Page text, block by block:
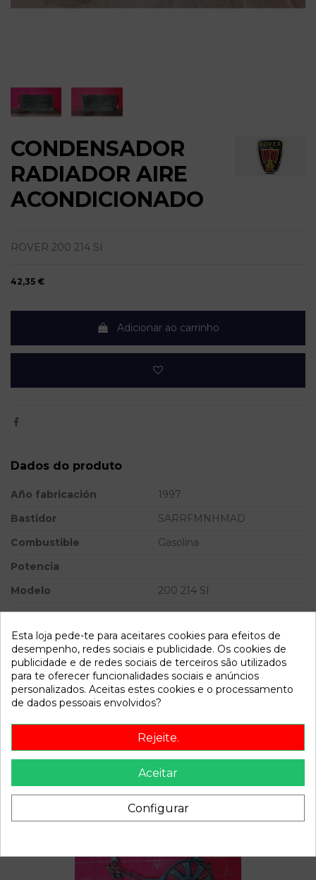
CONDENSADOR
RADIADOR AIRE
ACONDICIONADO
ROVER 200 214 SI
42,35 €
Adicionar ao carrinho
Dados do produto
Año fabricación
1997
Bastidor
SARRFMNHMAD
Combustible
Gasolina
Potencia
Modelo
200 214 SI
Disponível a partir de: 2022-04-06
Descrição
rover 200 214 si referencia OEM IAM
Também poderá gostar
Esta loja pede-te para aceitares cookies para efeitos de
desempenho, redes sociais e publicidade. Os cookies de
publicidade e de redes sociais de terceiros são utilizados
para te oferecer funcionalidades sociais e anúncios
personalizados. Aceitas estes cookies e o processamento
de dados pessoais envolvidos?
Rejeite.
Aceitar
Configurar